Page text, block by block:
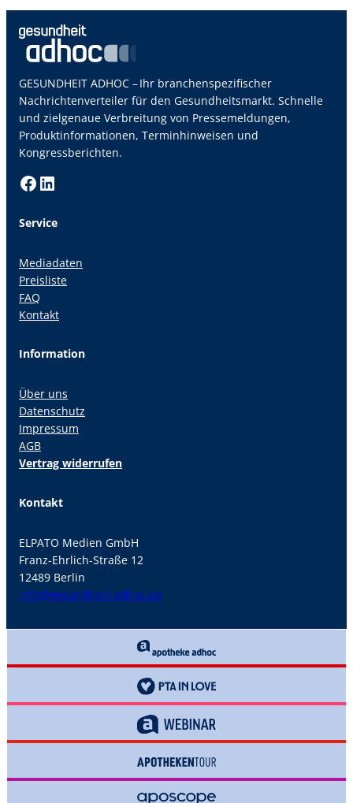
GESUNDHEIT ADHOC – Ihr branchenspezifischer
Nachrichtenverteiler für den Gesundheitsmarkt. Schnelle
und zielgenaue Verbreitung von Pressemeldungen,
Produktinformationen, Terminhinweisen und
Kongressberichten.
Facebook LinkedIn
Service
Mediadaten
Preisliste
FAQ
Kontakt
Information
Über uns
Datenschutz
Impressum
AGB
Vertrag widerrufen
Kontakt
ELPATO Medien GmbH
Franz-Ehrlich-Straße 12
12489 Berlin
info@gesundheit-adhoc.de